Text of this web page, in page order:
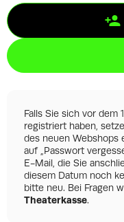
Falls Sie sich vor dem
registriert haben,
des neuen Webshops
auf „Passwort
E-Mail, die Sie
diesem Datum noch
bitte neu. Bei Fragen
Theaterkasse.